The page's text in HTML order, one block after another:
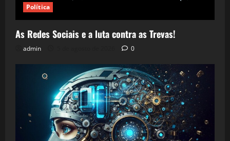
Política
As Redes Sociais e a luta contra as Trevas!
admin 0